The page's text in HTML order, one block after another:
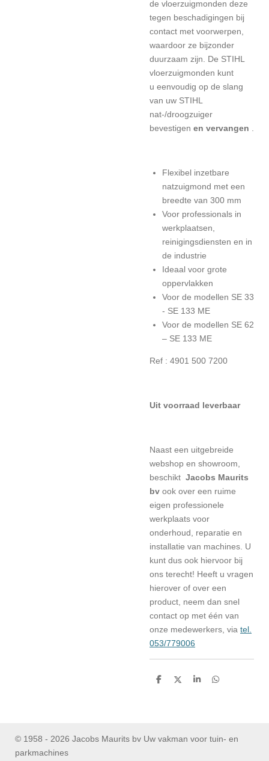
de vloerzuigmonden deze
tegen beschadigingen bij
contact met voorwerpen,
waardoor ze bijzonder
duurzaam zijn. De STIHL
vloerzuigmonden kunt
u eenvoudig op de slang
van uw STIHL
nat-/droogzuiger
bevestigen en vervangen
Flexibel inzetbare
natzuigmond met een
breedte van 300 mm
Voor professionals in
werkplaatsen,
reinigingsdiensten en in
de industrie
Ideaal voor grote
oppervlakken
Voor de modellen SE 33
- SE 133 ME
Voor de modellen SE 62
– SE 133 ME
Ref : 4901 500 7200
Uit voorraad leverbaar
Naast een uitgebreide
webshop en showroom,
beschikt Jacobs Maurits
bv ook over een ruime
eigen professionele
werkplaats voor
onderhoud, reparatie en
installatie van machines. U
kunt dus ook hiervoor bij
ons terecht! Heeft u vragen
hierover of over een
product, neem dan snel
contact op met één van
onze medewerkers, via tel.
053/779006
D
D
S
D
© 1958 - 2026 Jacobs Maurits bv Uw vakman voor tuin- en
parkmachines